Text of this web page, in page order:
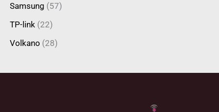
Samsung (57)
TP-link (22)
Volkano (28)